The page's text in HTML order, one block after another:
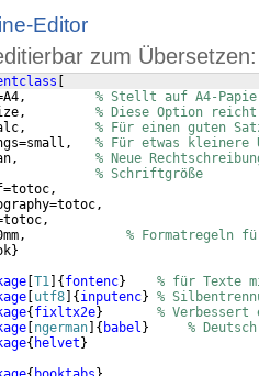
Editor
zum Übersetzen:
% Stellt auf A4-
% Diese Option
% Für einen guten
% Für etwas kleinere
% Neue
% Schriftgröße
% Formatregeln
}
T1 { fontenc}
% für Texte
utf8 { inputenc} %
{ fixltx2e}
% Verbessert
ngerman { babel }
%
{ helvet }